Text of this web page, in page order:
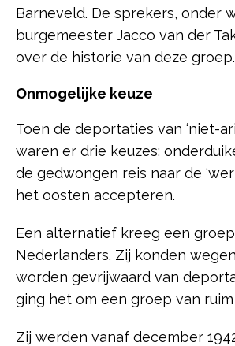
Barneveld. De sprekers, onder
burgemeester Jacco van der
over de historie van deze groep.
Onmogelijke keuze
Toen de deportaties van ‘niet-
waren er drie keuzes:
de gedwongen reis naar de
het oosten accepteren.
Een alternatief kreeg een
Nederlanders. Zij konden
worden gevrijwaard van
ging het om een groep van
Zij werden vanaf december